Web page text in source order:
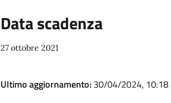
Data scadenza
27 ottobre 2021
Ultimo aggiornamento:30/04/2024, 10:18